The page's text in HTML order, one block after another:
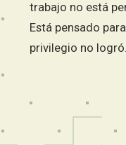
trabajo no está
Está pensado
privilegio no logró.